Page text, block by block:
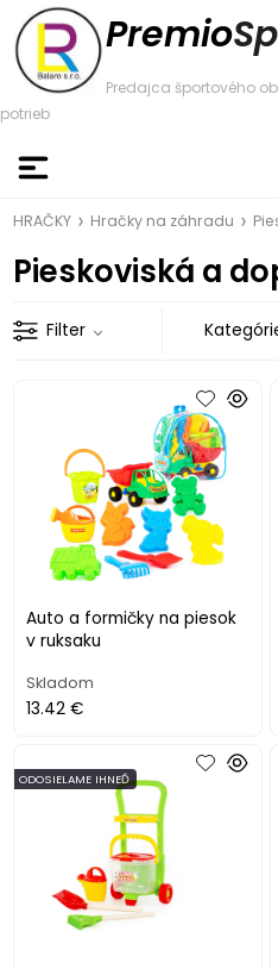
Premio
Predajca športového
potrieb
HRAČKY Hračky na záhradu
Pieskoviská a
Filter
Auto a formičky na piesok
v ruksaku
Skladom
13.42 €
ODOSIELAME IHNEĎ